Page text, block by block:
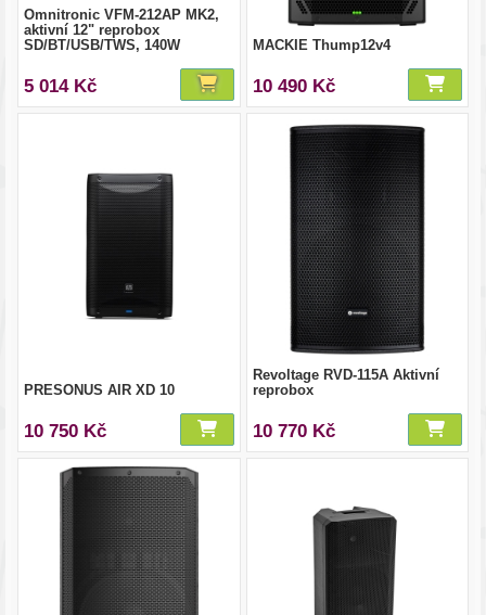
Omnitronic VFM-212AP MK2,
aktivní 12" reprobox
SD/BT/USB/TWS, 140W
5 014 Kč
MACKIE Thump12v4
10 490 Kč
PRESONUS AIR XD 10
10 750 Kč
Revoltage RVD-115A Aktivní
reprobox
10 770 Kč